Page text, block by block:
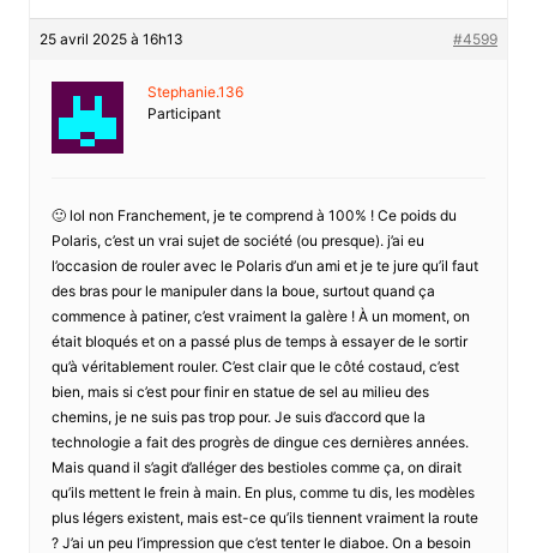
25 avril 2025 à 16h13 #4599
Stephanie.136
Participant
🙂 lol non Franchement, je te comprend à 100% ! Ce poids du
Polaris, c’est un vrai sujet de société (ou presque). j’ai eu
l’occasion de rouler avec le Polaris d’un ami et je te jure qu’il faut
des bras pour le manipuler dans la boue, surtout quand ça
commence à patiner, c’est vraiment la galère ! À un moment, on
était bloqués et on a passé plus de temps à essayer de le sortir
qu’à véritablement rouler. C’est clair que le côté costaud, c’est
bien, mais si c’est pour finir en statue de sel au milieu des
chemins, je ne suis pas trop pour. Je suis d’accord que la
technologie a fait des progrès de dingue ces dernières années.
Mais quand il s’agit d’alléger des bestioles comme ça, on dirait
qu’ils mettent le frein à main. En plus, comme tu dis, les modèles
plus légers existent, mais est-ce qu’ils tiennent vraiment la route
? J’ai un peu l’impression que c’est tenter le diaboe. On a besoin